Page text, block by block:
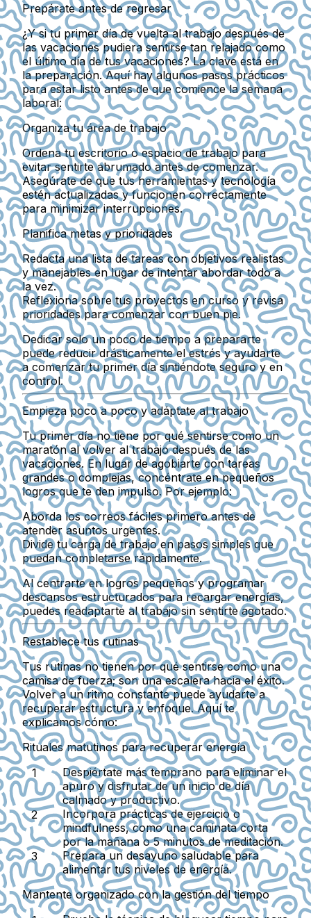
Prepárate antes de regresar
¿Y si tu primer día de vuelta al trabajo después de
las vacaciones pudiera sentirse tan relajado como
el último día de tus vacaciones? La clave está en
la preparación. Aquí hay algunos pasos prácticos
para estar listo antes de que comience la semana
laboral:
Organiza tu área de trabajo
Ordena tu escritorio o espacio de trabajo para
evitar sentirte abrumado antes de comenzar.
Asegúrate de que tus herramientas y tecnología
estén actualizadas y funcionen correctamente
para minimizar interrupciones.
Planifica metas y prioridades
Redacta una lista de tareas con objetivos realistas
y manejables en lugar de intentar abordar todo a
la vez.
Reflexiona sobre tus proyectos en curso y revisa
prioridades para comenzar con buen pie.
Dedicar solo un poco de tiempo a prepararte
puede reducir drásticamente el estrés y ayudarte
a comenzar tu primer día sintiéndote seguro y en
control.
Empieza poco a poco y adáptate al trabajo
Tu primer día no tiene por qué sentirse como un
maratón al volver al trabajo después de las
vacaciones. En lugar de agobiarte con tareas
grandes o complejas, concéntrate en pequeños
logros que te den impulso. Por ejemplo:
Aborda los correos fáciles primero antes de
atender asuntos urgentes.
Divide tu carga de trabajo en pasos simples que
puedan completarse rápidamente.
Al centrarte en logros pequeños y programar
descansos estructurados para recargar energías,
puedes readaptarte al trabajo sin sentirte agotado.
Restablece tus rutinas
Tus rutinas no tienen por qué sentirse como una
camisa de fuerza; son una escalera hacia el éxito.
Volver a un ritmo constante puede ayudarte a
recuperar estructura y enfoque. Aquí te
explicamos cómo:
Rituales matutinos para recuperar energía
Despiértate más temprano para eliminar el
apuro y disfrutar de un inicio de día
calmado y productivo.
Incorpora prácticas de ejercicio o
mindfulness, como una caminata corta
por la mañana o 5 minutos de meditación.
Prepara un desayuno saludable para
alimentar tus niveles de energía.
Mantente organizado con la gestión del tiempo